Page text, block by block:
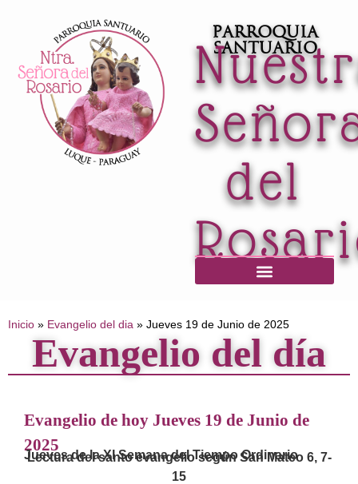
Parroquia
Santuario
del
Inicio » Evangelio del dia » Jueves 19 de Junio de 2025
Evangelio del día
Evangelio de hoy Jueves 19 de Junio de
2025
Jueves de la XI Semana del Tiempo Ordinario
Lectura del santo evangelio según San Mateo 6, 7-
15